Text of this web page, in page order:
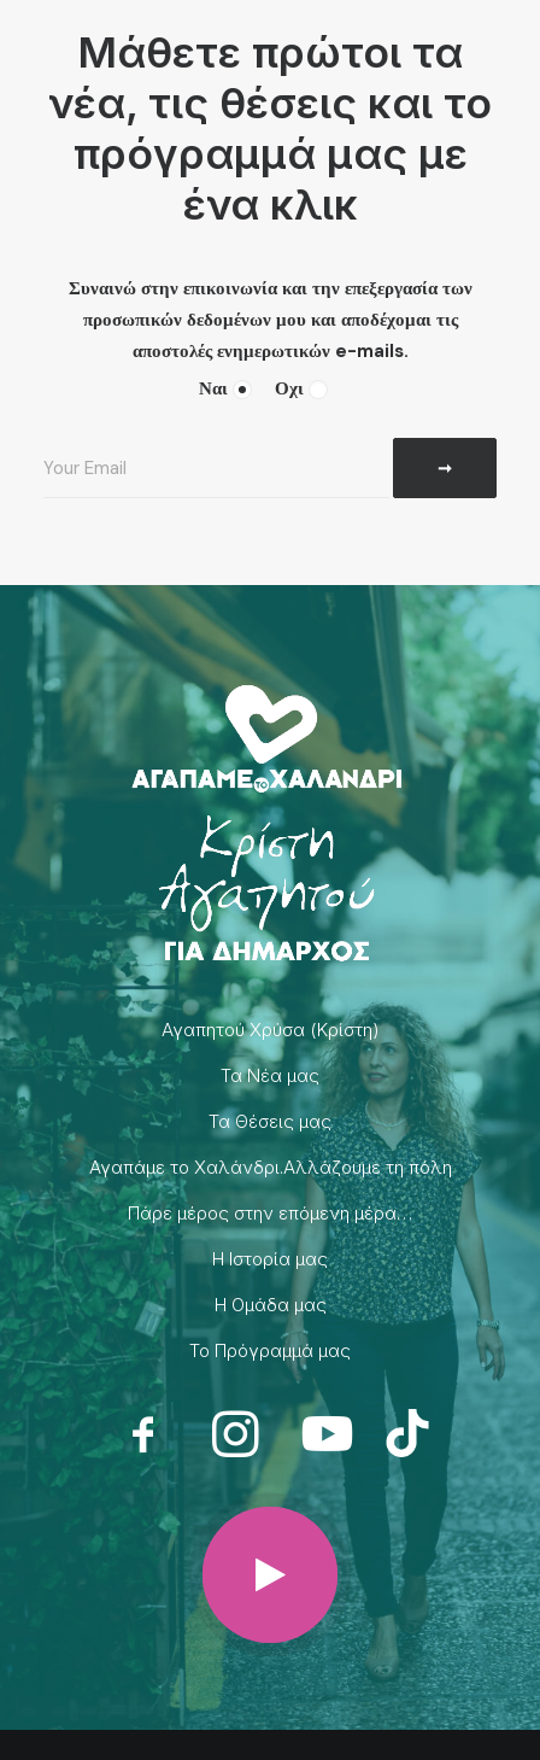
Μάθετε πρώτοι τα
νέα, τις θέσεις και το
πρόγραμμά μας με
ένα κλικ
Συναινώ στην επικοινωνία και την επεξεργασία των
προσωπικών δεδομένων μου και αποδέχομαι τις
αποστολές ενημερωτικών e-mails.
Ναι
Οχι
Αγαπητού Χρύσα (Κρίστη)
Τα Νέα μας
Τα Θέσεις μας
Αγαπάμε το Χαλάνδρι.Αλλάζουμε τη πόλη
Πάρε μέρος στην επόμενη μέρα…
H Ιστορία μας
H Ομάδα μας
Το Πρόγραμμά μας